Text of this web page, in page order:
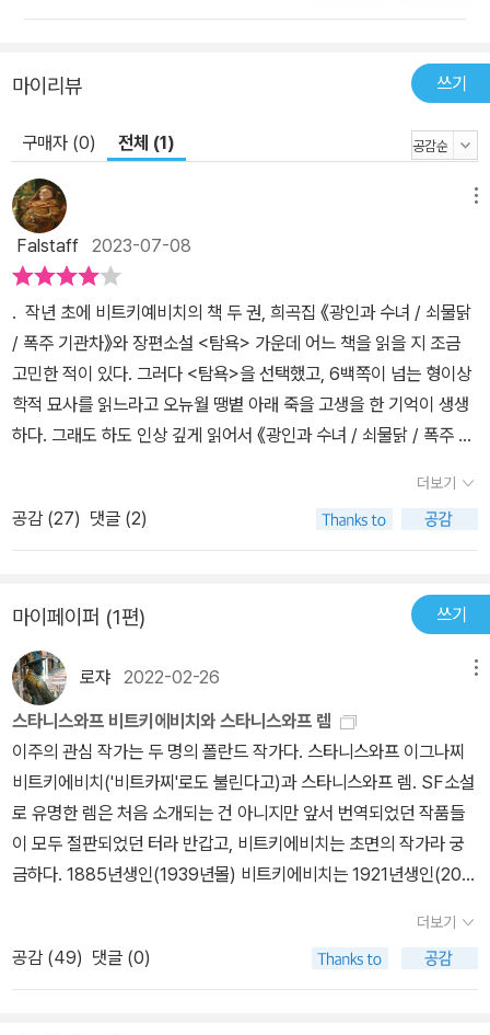
이름 지었다. 희곡 세 편은 모두 주인공(들)이 어떤 방식으로든 죽었
다가 살아나거나 정체성을 바꾸고 가면을 벗고 진면목을 드러내는 줄
거리로 전개된다. 예술을 얽매는 구질구질한 현실에서 벗어나 완전하
고 절대적인 세계에서 순수한 모습으로 다시 태어나는 것이야말로 비
트카찌가 추구했던 진정한 아름다움이고 ‘순수한 형태’였기 때문이
다. 이렇게 볼 때 비트카찌 작품에 등장하는 주인공들은 실제 인물이
라기보다는 그가 추구했던 ‘순수한 형태’에 도달하는 과정을 인물의
활동으로 표현한 “관념의 체화”에 더 가깝다고 할 수 있다.”(「옮긴이
의 글」 중에서) 그러므로 비트키에비치에게 아름다움은 새로움이었
고, 새로움은 아름다움이었다. 그리고 그는 이 새로운 아름다움을 흥
미롭게 펼쳐 내는 능력을 가진 작가였다. 방향을 종잡기 어려운 그의
글은 종착역과 상관없이 독자가 뒤따라갈 수밖에 없는 재미를 갖췄
다. 일반적인 기준으로 비논리적일 수 있는 자신만의 철학을 나름의
마이리뷰 쓰기
구매자 (0) 전체 (1)
Falstaff 2023-07-08
. 작년 초에 비트키예비치의 책 두 권, 희곡집 《광인과 수녀 / 쇠물닭
/ 폭주 기관차》와 장편소설 <탐욕> 가운데 어느 책을 읽을 지 조금
고민한 적이 있다. 그러다 <탐욕>을 선택했고, 6백쪽이 넘는 형이상
학적 묘사를 읽느라고 오뉴월 땡볕 아래 죽을 고생을 한 기억이 생생
하다. 그래도 하도 인상 깊게 읽어서 《광인과 수녀 / 쇠물닭 / 폭주 기
우리나라 양궁 선수들이 쏜 화살처럼 시간이 가는지라 이제야 독후감
을 쓰는데, 그것도 도서관에서 우연히 발견한 덕택이었으니 이 게으
름을 어찌할꼬. 비트키예비치는 소설 보다 초기엔 희곡으로 작품활
닭>을, 23년엔 <광인과 수녀> 그리고 <폭주 기관차>를 발표했다. <
탐욕>을 발표한 것이 1927년 말이라 오늘 읽은 희곡 보다는 몇 년 뒤
임에도, <탐욕>을 읽느라 워낙 칼로리 소모가 많아 희곡에서도 그의
트레이드 마크인 “순수한 형태”로의 창작을 이유로 한 마약 의존과,
형이상학, 초현실주의, 다다이즘, 다중의미의 단어가 빈번하게 출몰
할 것이란 두려움이 없었다고는 할 수 없다. 책 머리에 출판사 워크룸
편집부에서 쓴 “이 책에 대하여”라는 소개가 있는데, 읽어보니 비트
키예비치가 알프레드 자리, 아우구스트 스트랜드베리, 프랑크 베데킨
트, 앙토냉 아르토 등의 계보를 이어갔다고 하고 다행스럽게도 그나
페이지를 열었다가, 아니나 다를까, 허덕허덕, 쉽지 않은 시간을 즐겼
다. 비트키예비치를 통해 계보를 넘겨준 극작가들의 면모를 보면 초
현실주의, 표현주의, 잔혹극, 부조리 같은 것인데 이이는 그것들이 한
더보기
공감 (27) 댓글 (2)
마이페이퍼 (1편) 쓰기
로쟈 2022-02-26
스타니스와프 비트키에비치와 스타니스와프 렘
이주의 관심 작가는 두 명의 폴란드 작가다. 스타니스와프 이그나찌
비트키에비치('비트카찌'로도 불린다고)과 스타니스와프 렘. SF소설
로 유명한 렘은 처음 소개되는 건 아니지만 앞서 번역되었던 작품들
이 모두 절판되었던 터라 반갑고, 비트키에비치는 초면의 작가라 궁
금하다. 1885년생인(1939년몰) 비트키에비치는 1921년생인(200
설가, 화가라고 소개되는데, 이번에 나온 건 희곡집과 장편소설 <탐
욕>이다. <탐욕>은 만만찮은 분량인데(1000쪽이 넘는다) 난해하기
더보기
공감 (49) 댓글 (0)